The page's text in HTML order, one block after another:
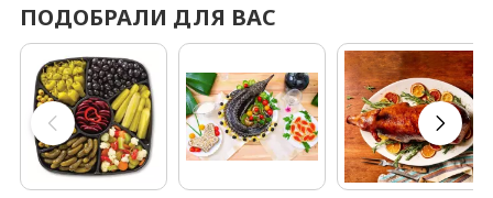
ПОДОБРАЛИ ДЛЯ ВАС